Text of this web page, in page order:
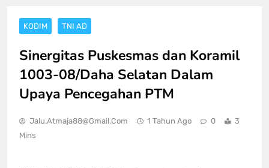
KODIM TNI AD
Sinergitas Puskesmas dan Koramil
1003-08/Daha Selatan Dalam
Upaya Pencegahan PTM
Jalu.atmaja88@gmail.com 1 Tahun Ago 0
3
Mins